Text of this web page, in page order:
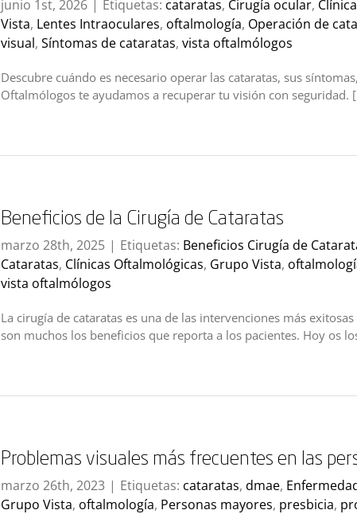
junio 1st, 2026 | Etiquetas: cataratas, Cirugía ocular,
Vista, Lentes Intraoculares, oftalmología, Operación de
visual, Síntomas de cataratas, vista oftalmólogos
Descubre cuándo es necesario operar las cataratas, sus
Oftalmólogos te ayudamos a recuperar tu visión con seguridad.
Beneficios de la Cirugía de Cataratas
marzo 28th, 2025 | Etiquetas: Beneficios Cirugía de
Cataratas, Clínicas Oftalmológicas, Grupo Vista,
vista oftalmólogos
La cirugía de cataratas es una de las intervenciones más
son muchos los beneficios que reporta a los pacientes. Hoy os
Problemas visuales más frecuentes en las
marzo 26th, 2023 | Etiquetas: cataratas, dmae,
Grupo Vista, oftalmología, Personas mayores, presbicia,